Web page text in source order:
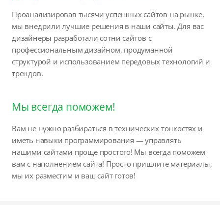
Проанализировав тысячи успешных сайтов на рынке,
мы внедрили лучшие решения в наши сайты. Для вас
дизайнеры разработали сотни сайтов с
профессиональным дизайном, продуманной
структурой и использованием передовых технологий и
трендов.
Мы всегда поможем!
Вам не нужно разбираться в технических тонкостях и
иметь навыки программирования — управлять
нашими сайтами проще простого! Мы всегда поможем
вам с наполнением сайта! Просто пришлите материалы,
мы их разместим и ваш сайт готов!